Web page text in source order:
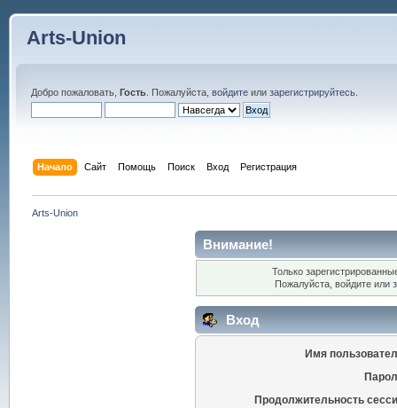
Arts-Union
Добро пожаловать, Гость. Пожалуйста, войдитеили зарегистрируйтесь.
Начало Сайт Помощь Поиск Вход Регистрация
Arts-Union
Внимание!
Только
Пожалуйста, войдите или
Вход
Имя
Продолжительность